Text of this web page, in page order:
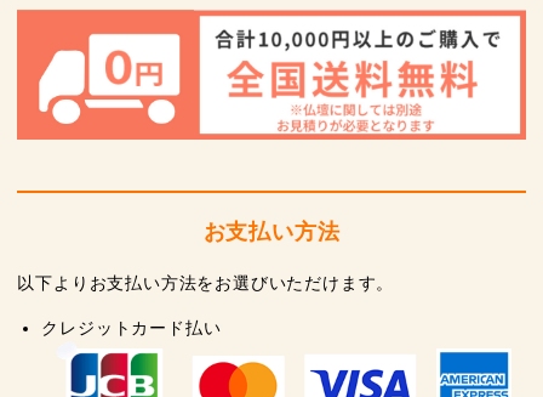
お支払い方法
以下よりお支払い方法をお選びいただけます。
クレジットカード払い